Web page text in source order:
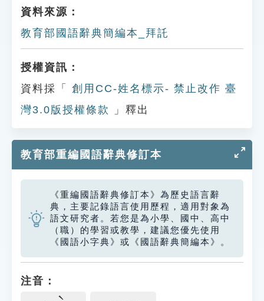
資料來源：
教育部國語辭典簡編本_拜託
授權資訊：
資料採「
創用CC-姓名標示- 禁止改作 臺
灣3.0版授權條款
」釋出
教育部重編國語辭典修訂本
《重編國語辭典修訂本》為歷史語言辭
典，主要記錄語言使用歷程，適用對象為
語文研究者。若您是為小學、國中、高中
（職）的學習或教學，建議您優先使用
《國語小字典》或《國語辭典簡編本》。
注音：